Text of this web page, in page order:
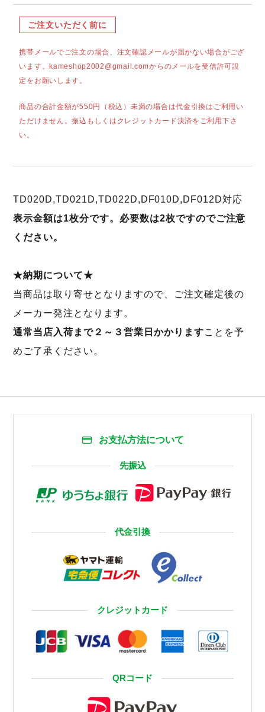
ご注文いただく前に
携帯メールでご注文の場合、注文確認メールが届かない場合がござ
います。kameshop2002@gmail.comからのメールを受信許可設
定をお願いします。
商品の合計金額が550円（税込）未満の場合は代金引換はご利用い
ただけません。振込もしくはクレジットカード決済をご利用下さ
い。
TD020D,TD021D,TD022D,DF010D,DF012D対応
表示金額は1枚分です。必要数は2枚ですのでご注意
ください。
★納期について★
当商品は取り寄せとなりますので、ご注文確定後の
メーカー発注となります。
通常当店入荷まで２～３営業日かかりますことを予
めご了承ください。
お支払方法について
先振込
代金引換
クレジットカード
QRコード